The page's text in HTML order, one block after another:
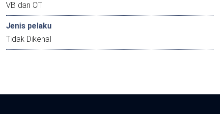
VB dan OT
Jenis pelaku
Tidak Dikenal